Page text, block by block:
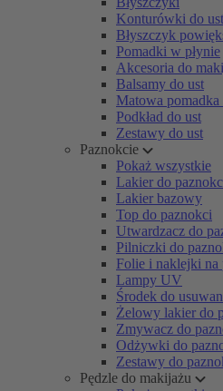
Konturówki do ust
Błyszczyk
Pomadki w płynie
Akcesoria do
Balsamy do ust
Matowa pomadka
Podkład do ust
Zestawy do ust
Paznokcie
Pokaż wszystkie
Lakier do
Lakier bazowy
Top do paznokci
Utwardzacz do
Pilniczki do
Folie i naklejki na
Lampy UV
Środek do
Żelowy lakier do
Zmywacz do
Odżywki do
Zestawy do
Pędzle do makijażu